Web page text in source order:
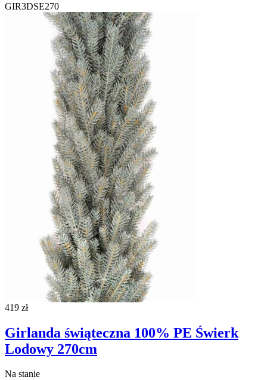
GIR3DSE270
419 zł
Girlanda świąteczna 100% PE Świerk
Lodowy 270cm
Na stanie